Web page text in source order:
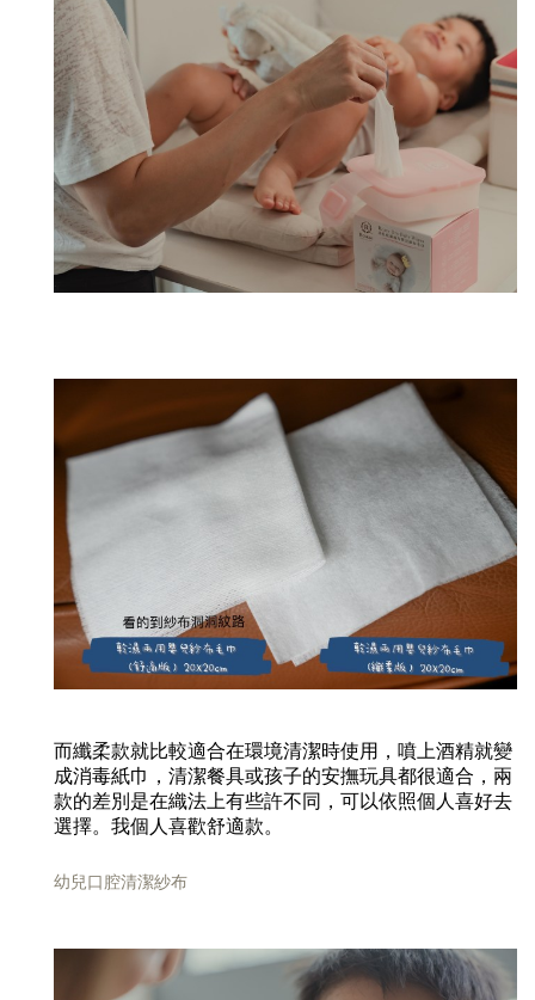
而纖柔款就比較適合在環境清潔時使用，噴上酒精就變
成消毒紙巾，清潔餐具或孩子的安撫玩具都很適合，兩
款的差別是在織法上有些許不同，可以依照個人喜好去
選擇。我個人喜歡舒適款。
幼兒口腔清潔紗布